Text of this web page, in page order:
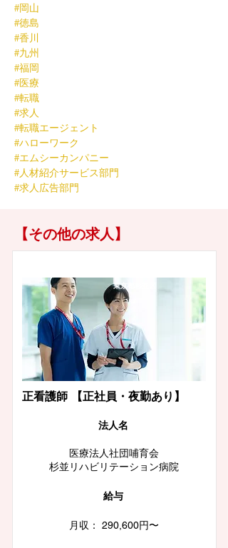
#岡山
#徳島
#香川
#九州
#福岡
#医療
#転職
#求人
#転職エージェント
#ハローワーク
#エムシーカンパニー
#人材紹介サービス部門
#求人広告部門
【その他の求人】
東京都杉並区
正看護師 【正社員・夜勤あり】
​法人名
医療法人社団哺育会
杉並リハビリテーション病院
給与
月収： 290,600円〜